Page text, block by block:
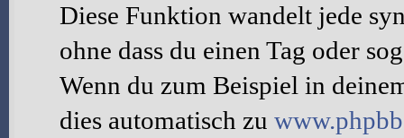
Diese Funktion wandelt jede
ohne dass du einen Tag oder
Wenn du zum Beispiel in
dies automatisch zu